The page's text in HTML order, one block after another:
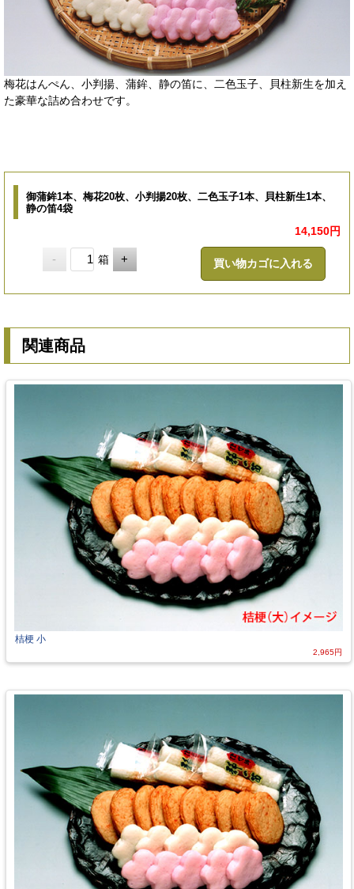
梅花はんぺん、小判揚、蒲鉾、静の笛に、二色玉子、貝柱新生を加え
た豪華な詰め合わせです。
御蒲鉾1本、梅花20枚、小判揚20枚、二色玉子1本、貝柱新生1本、
静の笛4袋
14,150円
- 箱 +
関連商品
桔梗 小
2,965円